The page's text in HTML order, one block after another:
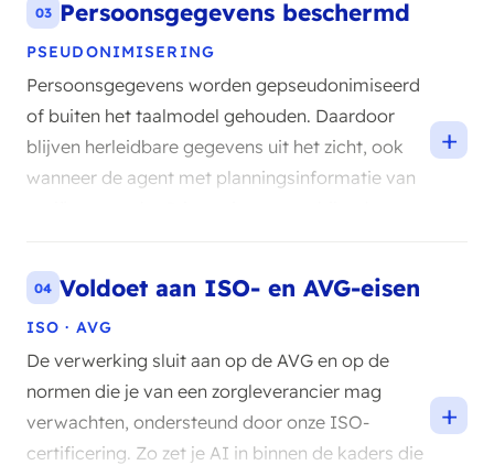
03 Persoonsgegevens beschermd
PSEUDONIMISERING
Persoonsgegevens worden gepseudonimiseerd
of buiten het taalmodel gehouden. Daardoor
blijven herleidbare gegevens uit het zicht, ook
wanneer de agent met planningsinformatie van
+
04 Voldoet aan ISO- en AVG-eisen
ISO · AVG
De verwerking sluit aan op de AVG en op de
normen die je van een zorgleverancier mag
verwachten, ondersteund door onze ISO-
certificering. Zo zet je AI in binnen de kaders die
+